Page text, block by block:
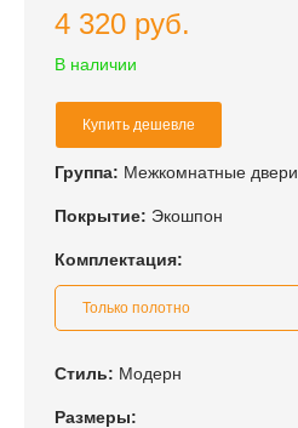
4 320 руб.
В наличии
Купить дешевле
Группа: Межкомнатные двери
Покрытие: Экошпон
Комплектация:
Только полотно
Стиль: Модерн
Размеры: